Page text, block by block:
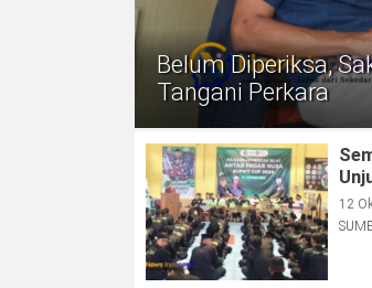
Belum Diperiksa,
Tangani Perkara
12